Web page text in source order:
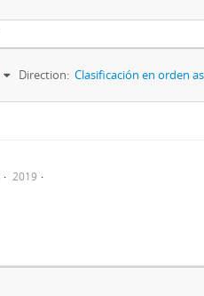
Direction: Clasificación en orden
2019